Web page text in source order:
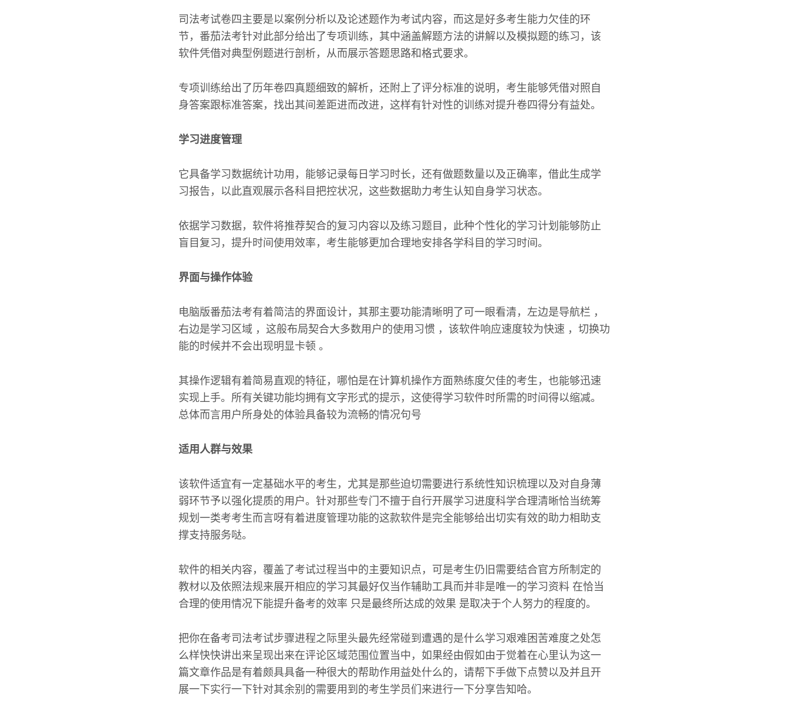
司法考试卷四主要是以案例分析以及论述题作为考试内容，而这是好多考生能力欠佳的环
节，番茄法考针对此部分给出了专项训练，其中涵盖解题方法的讲解以及模拟题的练习，该
软件凭借对典型例题进行剖析，从而展示答题思路和格式要求。
专项训练给出了历年卷四真题细致的解析，还附上了评分标准的说明，考生能够凭借对照自
身答案跟标准答案，找出其间差距进而改进，这样有针对性的训练对提升卷四得分有益处。
学习进度管理
它具备学习数据统计功用，能够记录每日学习时长，还有做题数量以及正确率，借此生成学
习报告，以此直观展示各科目把控状况，这些数据助力考生认知自身学习状态。
依据学习数据，软件将推荐契合的复习内容以及练习题目，此种个性化的学习计划能够防止
盲目复习，提升时间使用效率，考生能够更加合理地安排各学科目的学习时间。
界面与操作体验
电脑版番茄法考有着简洁的界面设计，其那主要功能清晰明了可一眼看清，左边是导航栏 ，
右边是学习区域 ，这般布局契合大多数用户的使用习惯 ，该软件响应速度较为快速 ，切换功
能的时候并不会出现明显卡顿 。
其操作逻辑有着简易直观的特征，哪怕是在计算机操作方面熟练度欠佳的考生，也能够迅速
实现上手。所有关键功能均拥有文字形式的提示，这使得学习软件时所需的时间得以缩减。
总体而言用户所身处的体验具备较为流畅的情况句号
适用人群与效果
该软件适宜有一定基础水平的考生，尤其是那些迫切需要进行系统性知识梳理以及对自身薄
弱环节予以强化提质的用户。针对那些专门不擅于自行开展学习进度科学合理清晰恰当统筹
规划一类考考生而言呀有着进度管理功能的这款软件是完全能够给出切实有效的助力相助支
撑支持服务哒。
软件的相关内容，覆盖了考试过程当中的主要知识点，可是考生仍旧需要结合官方所制定的
教材以及依照法规来展开相应的学习其最好仅当作辅助工具而并非是唯一的学习资料 在恰当
合理的使用情况下能提升备考的效率 只是最终所达成的效果 是取决于个人努力的程度的。
把你在备考司法考试步骤进程之际里头最先经常碰到遭遇的是什么学习艰难困苦难度之处怎
么样快快讲出来呈现出来在评论区域范围位置当中，如果经由假如由于觉着在心里认为这一
篇文章作品是有着颇具具备一种很大的帮助作用益处什么的，请帮下手做下点赞以及并且开
展一下实行一下针对其余别的需要用到的考生学员们来进行一下分享告知哈。